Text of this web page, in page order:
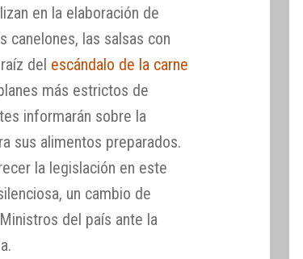
en la elaboración de
canelones, las salsas con
del escándalo de la carne
más estrictos de
informarán sobre la
sus alimentos preparados.
la legislación en este
un cambio de
del país ante la